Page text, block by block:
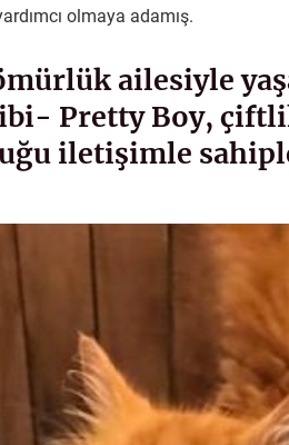
olmaya adamış.
ailesiyle
gibi- Pretty Boy,
iletişimle